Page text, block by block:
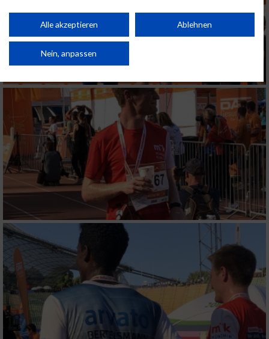
Performance von Inhalten. Analyse von Zielgruppen durch Statistiken oder
Kombinationen von Daten aus verschiedenen Quellen. Entwicklung und
von Inhalten.
Daten können außerhalb der Europäischen Union weitergegeben und in die
Website/App.
Partnerliste anzeigen (1 IAB-Anbieter)
Wir nutzen Ihre Daten für folgende Zwecke:
IAB-Verarbeitungszwecke:
Speichern von oder Zugriff auf Informationen
auf einem Endgerät
Verwendung reduzierter Daten zur Auswahl
Erstellung von Profilen für personalisierte
Werbung
Verwendung von Profilen zur Auswahl
personalisierter Werbung
Erstellung von Profilen zur Personalisierung
von Inhalten
Alle akzeptieren Ablehnen
Nein, anpassen